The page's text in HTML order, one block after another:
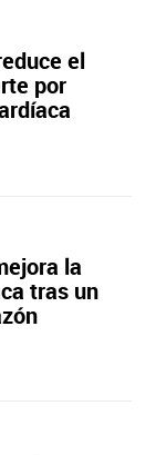
el
por
la
tras un